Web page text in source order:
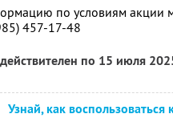
по условиям акции
457-17-48
по 15 июля
Узнай, как воспользоваться